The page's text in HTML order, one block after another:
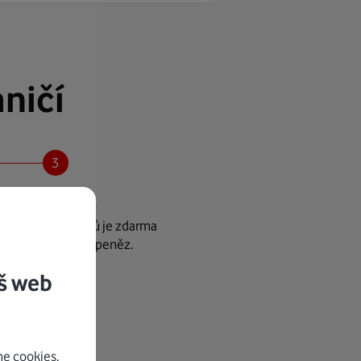
Šetříte peníze
výhodných tarifů je zdarma
vám spoustu peněz.
web
cookies.